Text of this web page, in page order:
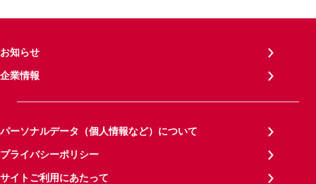
お知らせ
企業情報
パーソナルデータ（個人情報など）について
プライバシーポリシー
サイトご利用にあたって